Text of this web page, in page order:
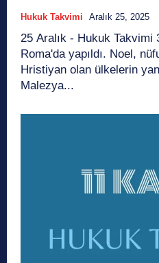
Hukuk Takvimi Aralık 25, 2025
25 Aralık - Hukuk Takvimi 336 İlk Noel kutlaması,
Roma'da yapıldı. Noel,
Hristiyan olan ülkelerin
Malezya...